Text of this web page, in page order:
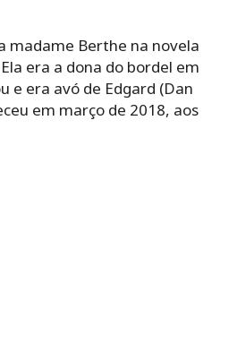
madame Berthe na novela
era a dona do bordel em
e era avó de Edgard (Dan
em março de 2018, aos